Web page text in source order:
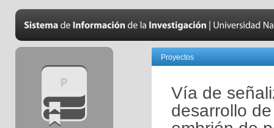
Proyectos
Vía de
desarrollo